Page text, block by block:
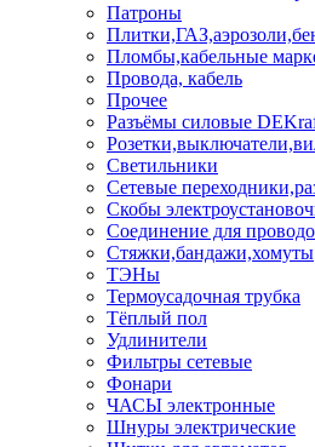
Патроны
Пломбы,кабельные
Провода, кабель
Прочее
Разъёмы силовые
Светильники
Сетевые
Скобы
Соединение для
Стяжки,бандажи,хомуты
ТЭНы
Термоусадочная трубка
Тёплый пол
Удлинители
Фильтры сетевые
Фонари
ЧАСЫ электронные
Шнуры электрические